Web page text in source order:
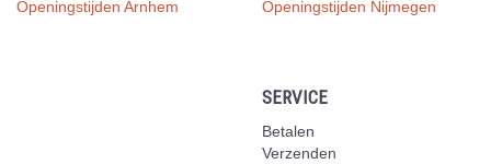
Openingstijden Arnhem Openingstijden Nijmegen
SERVICE
Betalen
Verzenden